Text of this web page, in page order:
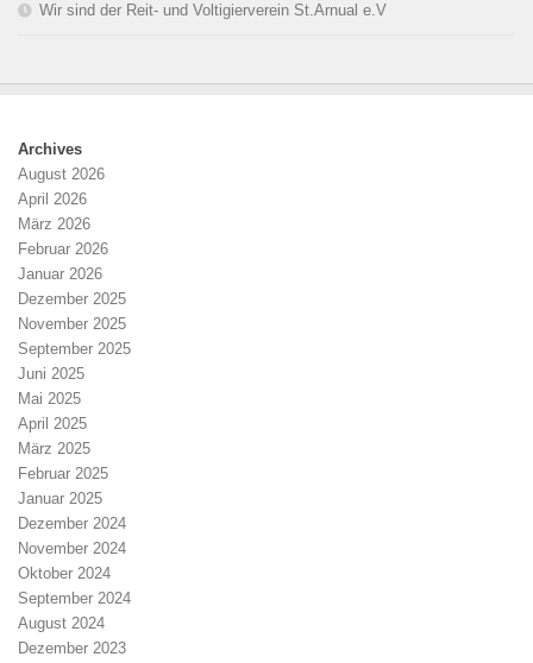
Wir sind der Reit- und Voltigierverein St.Arnual e.V
Archives
August 2026
April 2026
März 2026
Februar 2026
Januar 2026
Dezember 2025
November 2025
September 2025
Juni 2025
Mai 2025
April 2025
März 2025
Februar 2025
Januar 2025
Dezember 2024
November 2024
Oktober 2024
September 2024
August 2024
Dezember 2023